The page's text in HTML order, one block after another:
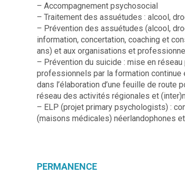
– Accompagnement psychosocial
– Traitement des assuétudes : alcool,
– Prévention des assuétudes (alcool,
information, concertation, coaching et
ans) et aux organisations et
– Prévention du suicide : mise en
professionnels par la formation
dans l’élaboration d’une feuille de route
réseau des activités régionales et
– ELP (projet primary psychologists) :
(maisons médicales) néerlandophones
PERMANENCE